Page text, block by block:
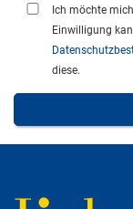
Ich möchte
Einwilligung
diese.